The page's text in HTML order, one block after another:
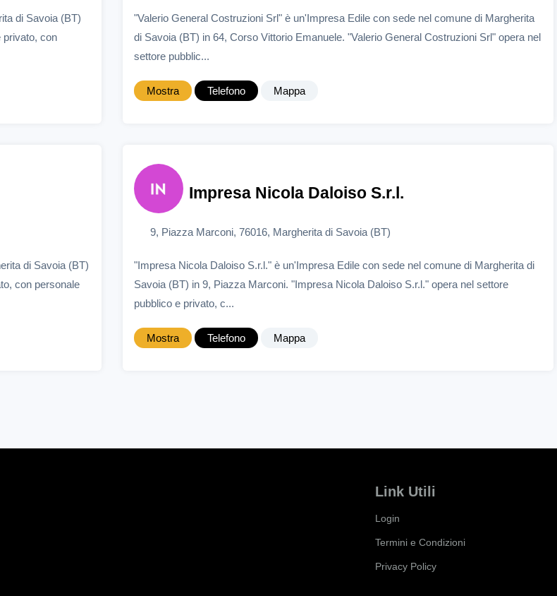
di Savoia (BT)
privato, con
"Valerio General Costruzioni Srl" è un'Impresa Edile con sede nel comune di Margherita
di Savoia (BT) in 64, Corso Vittorio Emanuele. "Valerio General Costruzioni Srl" opera nel
settore pubblic...
Mostra Telefono Mappa
di Savoia (BT)
con personale
Impresa Nicola Daloiso S.r.l.
9, Piazza Marconi, 76016, Margherita di Savoia (BT)
"Impresa Nicola Daloiso S.r.l." è un'Impresa Edile con sede nel comune di Margherita di
Savoia (BT) in 9, Piazza Marconi. "Impresa Nicola Daloiso S.r.l." opera nel settore
pubblico e privato, c...
Mostra Telefono Mappa
Link Utili
Login
Termini e Condizioni
Privacy Policy